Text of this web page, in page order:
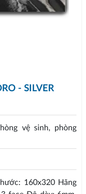
- SILVER
vệ sinh, phòng
160x320 Hãng